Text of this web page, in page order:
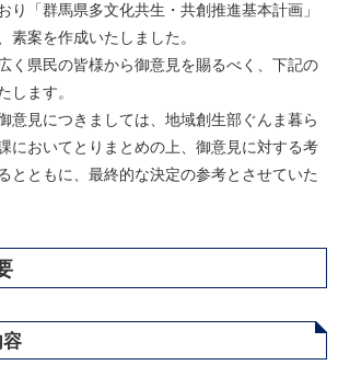
り「群馬県多文化共生・共創推進基本計画」
素案を作成いたしました。
く県民の皆様から御意見を賜るべく、下記の
します。
意見につきましては、地域創生部ぐんま暮ら
においてとりまとめの上、御意見に対する考
とともに、最終的な決定の参考とさせていた